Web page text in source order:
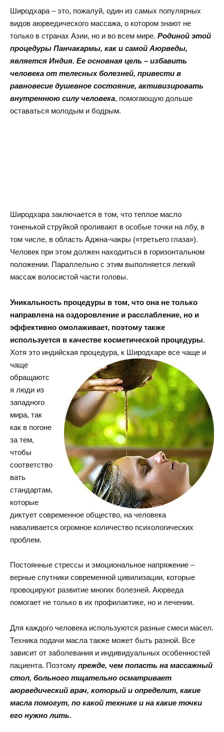
Широдхара – это, пожалуй, один из самых популярных
видов аюрведического массажа, о котором знают не
только в странах Азии, но и во всем мире. Родиной этой
процедуры Панчакармы, как и самой Аюрведы,
является Индия. Ее основная цель – избавить
человека от телесных болезней, привести в
равновесие душевное состояние, активизировать
внутреннюю силу человека, помогающую дольше
оставаться молодым и бодрым.
Широдхара заключается в том, что теплое масло
тоненькой струйкой проливают в особые точки на лбу, в
том числе, в область Аджна-чакры («третьего глаза»).
Человек при этом должен находиться в горизонтальном
положении. Параллельно с этим выполняется легкий
массаж волосистой части головы.
Уникальность процедуры в том, что она не только
направлена на оздоровление и расслабление, но и
эффективно омолаживает, поэтому также
используется в качестве косметической процедуры.
Хотя это индийская процедура, к Широдхаре все чаще и
чаще
обращаютс
я люди из
западного
мира, так
как в погоне
за тем,
чтобы
соответство
вать
стандартам,
которые
диктует современное общество, на человека
наваливается огромное количество психологических
проблем.
Постоянные стрессы и эмоциональное напряжение –
верные спутники современной цивилизации, которые
провоцируют развитие многих болезней. Аюрведа
помогает не только в их профилактике, но и лечении.
Для каждого человека используются разные смеси масел.
Техника подачи масла также может быть разной. Все
зависит от заболевания и индивидуальных особенностей
пациента. Поэтому прежде, чем попасть на массажный
стол, больного тщательно осматривает
аюрведический врач, который и определит, какие
масла помогут, по какой технике и на какие точки
его нужно лить.